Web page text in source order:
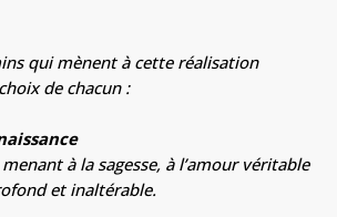
qui mènent à cette réalisation
de chacun :
à la sagesse, à l’amour véritable
et inaltérable.